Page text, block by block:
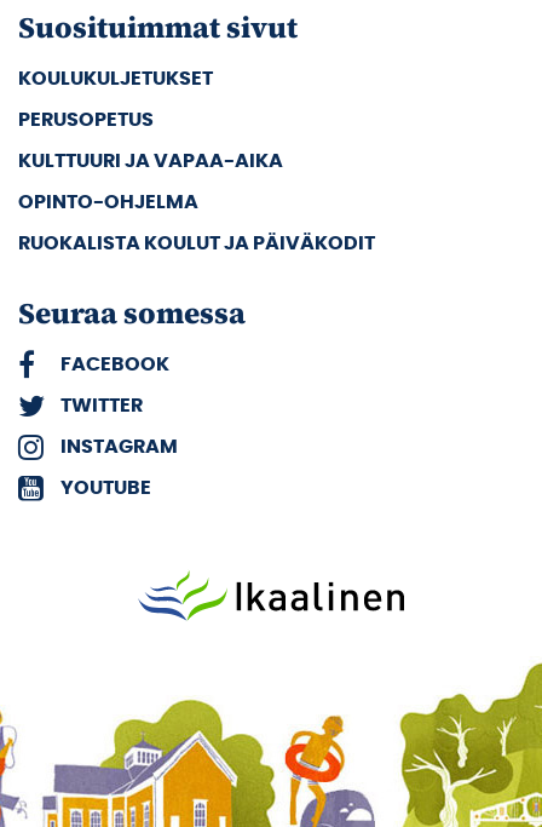
Suosituimmat sivut
KOULUKULJETUKSET
PERUSOPETUS
KULTTUURI JA VAPAA-AIKA
OPINTO-OHJELMA
RUOKALISTA KOULUT JA PÄIVÄKODIT
Seuraa somessa
FACEBOOK
TWITTER
INSTAGRAM
YOUTUBE